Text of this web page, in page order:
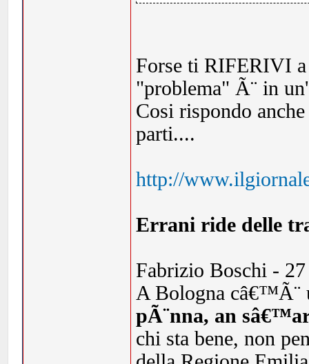
Forse ti RIFERIVI a
"problema" Ã¨ in
Cosi rispondo
parti....
http://
Errani ride delle
Fabrizio Boschi -
A Bologna câ€™Ã¨
pÃ¨nna, an
chi sta bene, non